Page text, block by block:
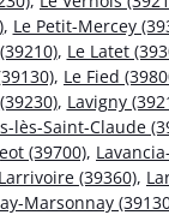
, Le Petit-Mercey
, Le Latet
, Le Fied
, Lavigny
lès-Saint-Claude
(39700),
Larrivoire (39360),
Marsonnay